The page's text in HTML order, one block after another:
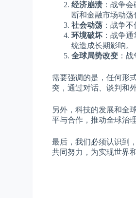
经济崩溃 ：战争
断和金融市场动荡
社会动荡 ：战争
环境破坏 ：战争
统造成长期影响。
全球局势改变 ：
需要强调的是，任何形
突，通过对话、谈判和
另外，科技的发展和全
平与合作，推动全球治
最后，我们必须认识到
共同努力，为实现世界